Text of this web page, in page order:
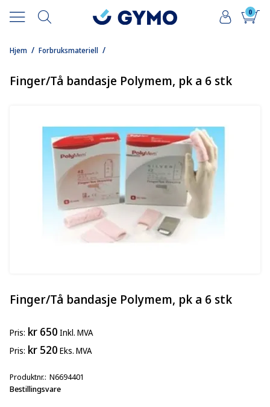
0
/
Hjem /
Forbruksmateriell
Finger/Tå bandasje Polymem, pk a 6 stk
Finger/Tå bandasje Polymem, pk a 6 stk
Pris kr 650 Inkl. MVA
Pris kr 520 Eks. MVA
Produktnr. N6694401
Bestillingsvare